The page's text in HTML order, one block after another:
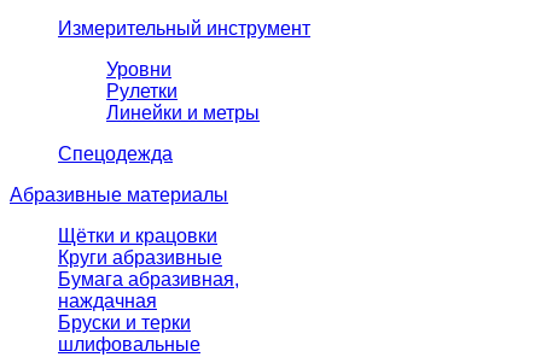
Измерительный инструмент
Уровни
Рулетки
Линейки и метры
Спецодежда
Абразивные материалы
Щётки и крацовки
Круги абразивные
Бумага абразивная,
наждачная
Бруски и терки
шлифовальные